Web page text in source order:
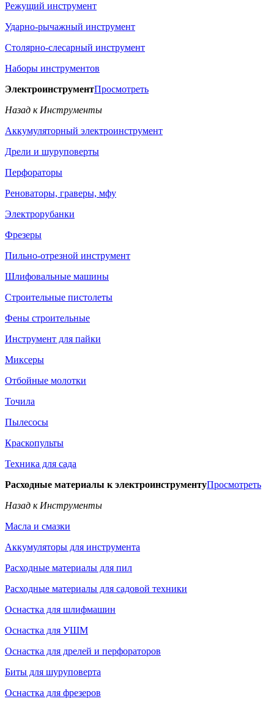
Режущий инструмент
Ударно-рычажный инструмент
Столярно-слесарный инструмент
Наборы инструментов
ЭлектроинструментПросмотреть
Назад к Инструменты
Аккумуляторный электроинструмент
Дрели и шуруповерты
Перфораторы
Реноваторы, граверы, мфу
Электрорубанки
Фрезеры
Пильно-отрезной инструмент
Шлифовальные машины
Строительные пистолеты
Фены строительные
Инструмент для пайки
Миксеры
Отбойные молотки
Точила
Пылесосы
Краскопульты
Техника для сада
Расходные материалы к электроинструментуПросмотреть
Назад к Инструменты
Масла и смазки
Аккумуляторы для инструмента
Расходные материалы для пил
Расходные материалы для садовой техники
Оснастка для шлифмашин
Оснастка для УШМ
Оснастка для дрелей и перфораторов
Биты для шуруповерта
Оснастка для фрезеров